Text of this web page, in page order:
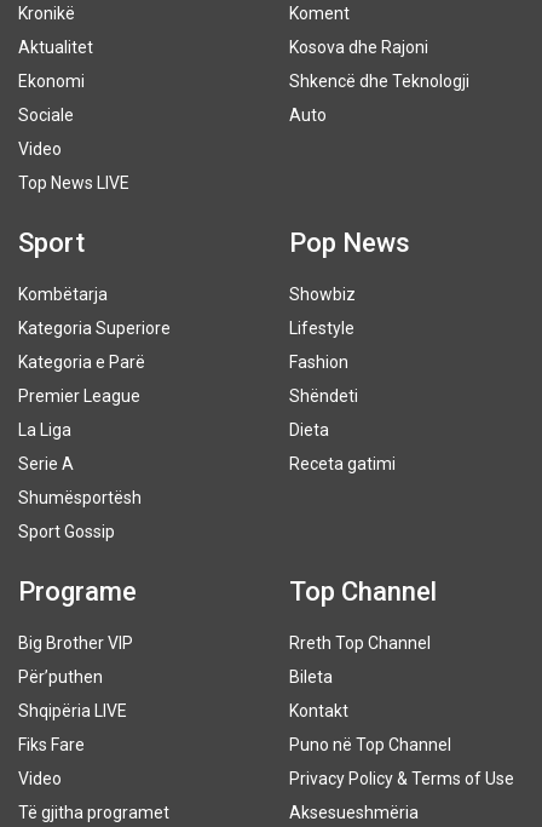
Kronikë
Aktualitet
Ekonomi
Sociale
Video
Top News LIVE
Koment
Kosova dhe Rajoni
Shkencë dhe Teknologji
Auto
Sport
Kombëtarja
Kategoria Superiore
Kategoria e Parë
Premier League
La Liga
Serie A
Shumësportësh
Sport Gossip
Pop News
Showbiz
Lifestyle
Fashion
Shëndeti
Dieta
Receta gatimi
Programe
Big Brother VIP
Për’puthen
Shqipëria LIVE
Fiks Fare
Video
Të gjitha programet
Top Channel
Rreth Top Channel
Bileta
Kontakt
Puno në Top Channel
Privacy Policy & Terms of Use
Aksesueshmëria